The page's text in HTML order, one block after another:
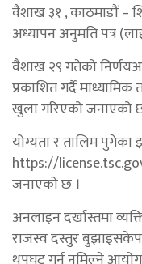
वैशाख ३१ , काठमाडौं –
अध्यापन अनुमति पत्र
वैशाख २९ गतेको
प्रकाशित गर्दै
खुला गरिएको जनाएको
योग्यता र तालिम
https://
जनाएको छ ।
अनलाइन दर्खास्तमा
राजस्व दस्तुर